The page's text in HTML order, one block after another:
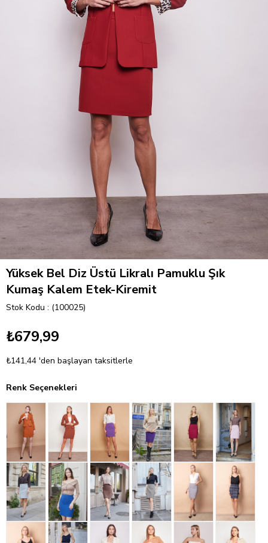
Yüksek Bel Diz Üstü Likralı Pamuklu Şık
Kumaş Kalem Etek-Kiremit
Stok Kodu (100025)
₺679,99
₺141,44 'den başlayan taksitlerle
Renk Seçenekleri